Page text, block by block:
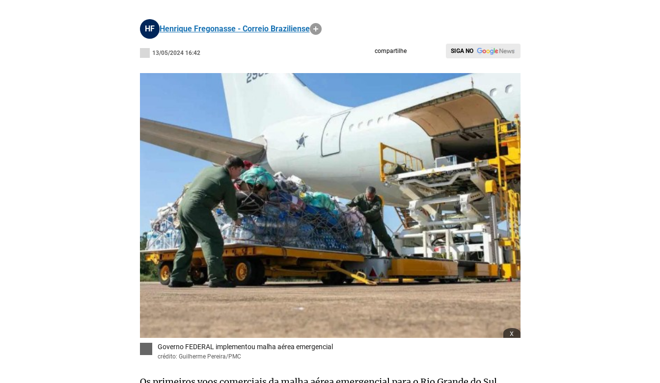
HF Henrique Fregonasse - Correio Braziliense
13/05/2024 16:42 compartilhe SIGA NO
x
Governo FEDERAL implementou malha aérea emergencial
crédito: Guilherme Pereira/PMC